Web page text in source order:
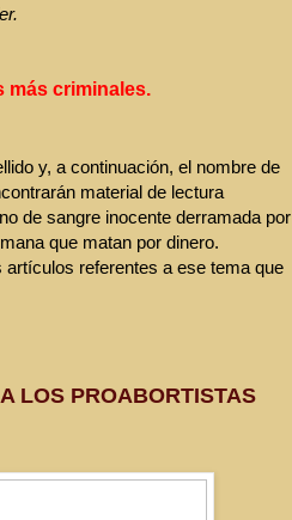
más criminales.
y, a continuación, el nombre de
material de lectura
de sangre inocente derramada por
que matan por dinero.
referentes a ese tema que
LOS PROABORTISTAS